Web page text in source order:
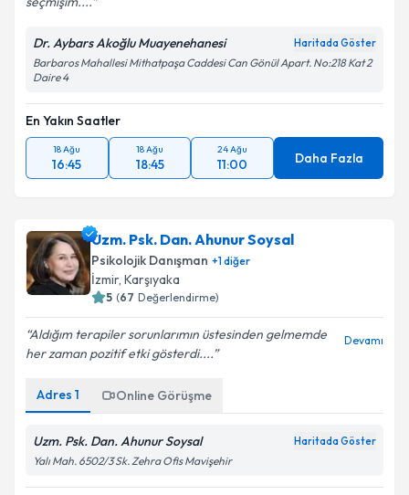
Dr. Aybars Akoğlu Muayenehanesi Haritada Göster
Barbaros Mahallesi Mithatpaşa Caddesi Can Gönül Apart. No:218 Kat 2
Daire 4
En Yakın Saatler
18 Ağu
16:45
18 Ağu
18:45
24 Ağu
11:00 Daha Fazla
Uzm. Psk. Dan. Ahunur Soysal
Psikolojik Danışman +1diğer
İzmir, Karşıyaka
5 (67 Değerlendirme)
Aldığım terapiler sorunlarımın üstesinden gelmemde
her zaman pozitif etki gösterdi....
Devamı
Adres 1 Online Görüşme
Uzm. Psk. Dan. Ahunur Soysal Haritada Göster
Yalı Mah. 6502/3 Sk. Zehra Ofis Mavişehir